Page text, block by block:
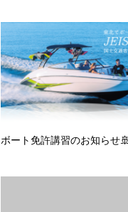
ボート免許講習のお知らせ